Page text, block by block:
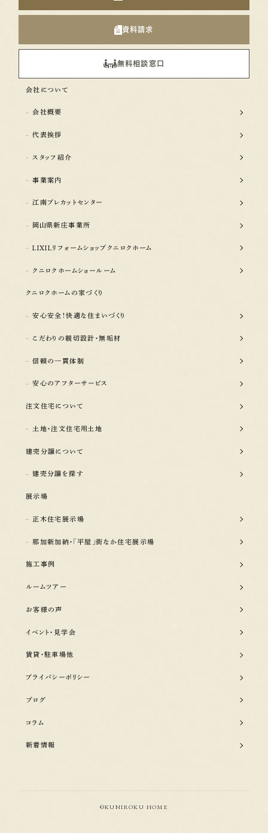
資料請求
無料相談窓口
会社について
会社概要
代表挨拶
スタッフ紹介
事業案内
江南プレカットセンター
岡山県新庄事業所
LIXILリフォームショップクニロクホーム
クニロクホームショールーム
クニロクホームの家づくり
安心安全！快適な住まいづくり
こだわりの親切設計・無垢材
信頼の一貫体制
安心のアフターサービス
注文住宅について
土地・注文住宅用土地
建売分譲について
建売分譲を探す
展示場
正木住宅展示場
那加新加納・「平屋」街なか住宅展示場
施工事例
ルームツアー
お客様の声
イベント・見学会
賃貸・駐車場他
プライバシーポリシー
ブログ
コラム
新着情報
©KUNIROKU HOME